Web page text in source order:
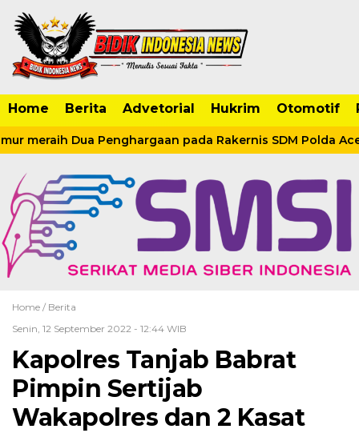
Home Berita Advetorial Hukrim Otomotif
meraih Dua Penghargaan pada Rakernis SDM Polda
Home / Berita
Senin, 12 September 2022 - 12:44 WIB
Kapolres Tanjab Babrat
Pimpin Sertijab
Wakapolres dan 2 Kasat